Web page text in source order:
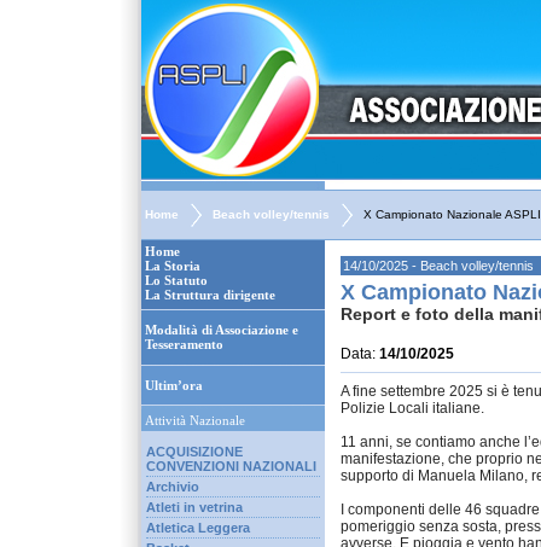
Home Beach volley/tennis X Campionato Nazionale
Home
La Storia
Lo Statuto
La Struttura dirigente
Modalità di Associazione e
Tesseramento
Ultim’ora
Attività Nazionale
ACQUISIZIONE
CONVENZIONI NAZIONALI
Archivio
Atleti in vetrina
Atletica Leggera
14/10/2025 - Beach volley/tennis
X Campionato
Report e foto della
Data: 14/10/2025
A fine settembre 2025 si è
Polizie Locali italiane.
11 anni, se contiamo anche
manifestazione, che proprio
supporto di Manuela Milano,
I componenti delle 46
pomeriggio senza sosta,
avverse. E pioggia e vento